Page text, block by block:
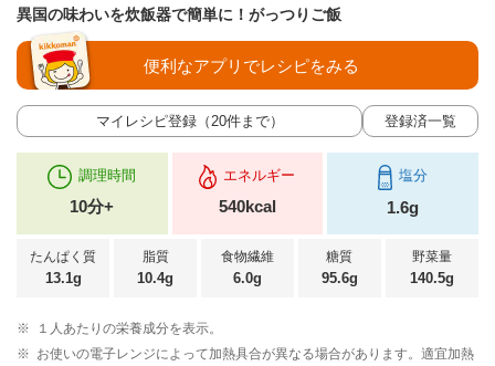
異国の味わいを炊飯器で簡単に！がっつりご飯
マイレシピ登録（20件まで） 登録済一覧
便利なアプリでレシピをみる
調理時間
10分+
エネルギー
540kcal
塩分
1.6g
たんぱく質
13.1g
脂質
10.4g
食物繊維
6.0g
糖質
95.6g
野菜量
140.5g
※
１人あたりの栄養成分を表示。
※ お使いの電子レンジによって加熱具合が異なる場合があります。適宜加熱